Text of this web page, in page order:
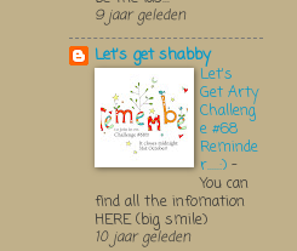
9 jaar geleden
Let's get shabby
Let's
Get Arty
Challeng
e #68
Reminde
r.....:) -
You can
find all the infomation
HERE (big smile)
10 jaar geleden